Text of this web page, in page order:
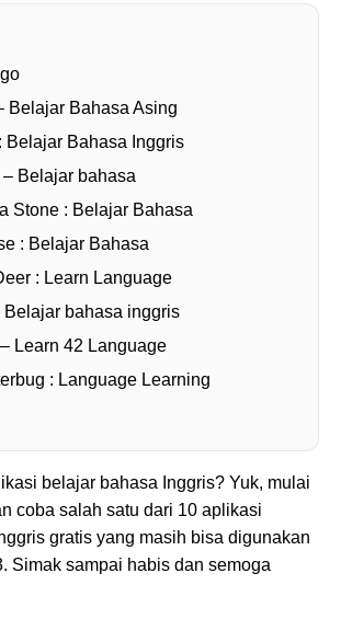
Belajar Bahasa Asing
Belajar Bahasa Inggris
Belajar bahasa
Stone : Belajar Bahasa
: Belajar Bahasa
: Learn Language
Belajar bahasa inggris
Learn 42 Language
: Language Learning
belajar bahasa Inggris? Yuk, mulai
coba salah satu dari 10 aplikasi
gratis yang masih bisa digunakan
Simak sampai habis dan semoga